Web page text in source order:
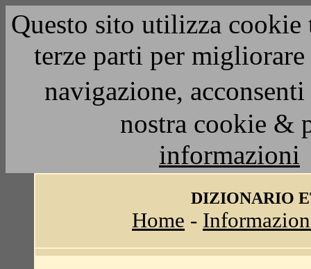
Questo sito utilizza
terze parti per
navigazione,
nostra cookie &
informazioni
DIZIONARIO
Home -